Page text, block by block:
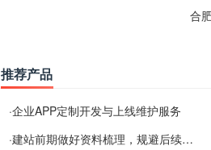
合
推荐产品
·企业APP定制开发与上线维护服务
·建站前期做好资料梳理，规避后续各类使用难题